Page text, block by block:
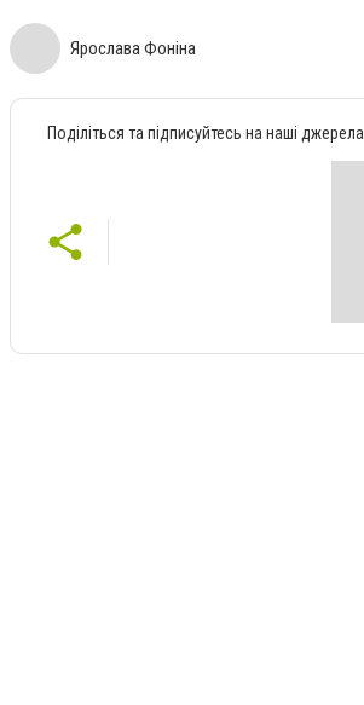
Ярослава Фоніна
Поділіться та підписуйтесь на наші джерела